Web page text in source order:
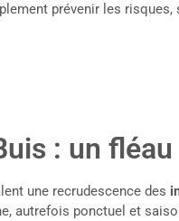
prévenir les
: un
une recrudescence des
autrefois ponctuel et